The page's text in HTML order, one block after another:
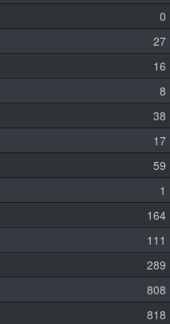
0
27
16
8
38
17
59
1
164
111
289
808
818